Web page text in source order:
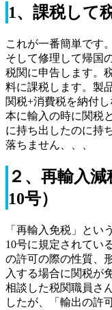
1、課税して
これが一番簡単です
そして修理して帰国
税関に申告します。
料に課税します。製
関税+消費税を納付
本に輸入の時に関税
に持ち出したのに持
落ちません、、、
２、再輸入
10号）
「再輸入免税」とい
10号に規定されてい
の許可の際の性質、
入する場合に関税が
相談した税関職員さ
したが、「輸出の許